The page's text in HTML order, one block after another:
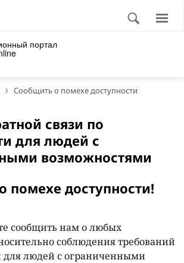
портал
Сообщить о помехе доступности
связи по
для людей с
возможностями
помехе доступности!
сообщить нам о любых
соблюдения требований
для людей с ограниченными